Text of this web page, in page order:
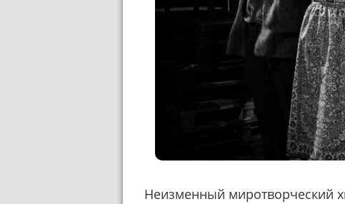
Неизменный миротворческий